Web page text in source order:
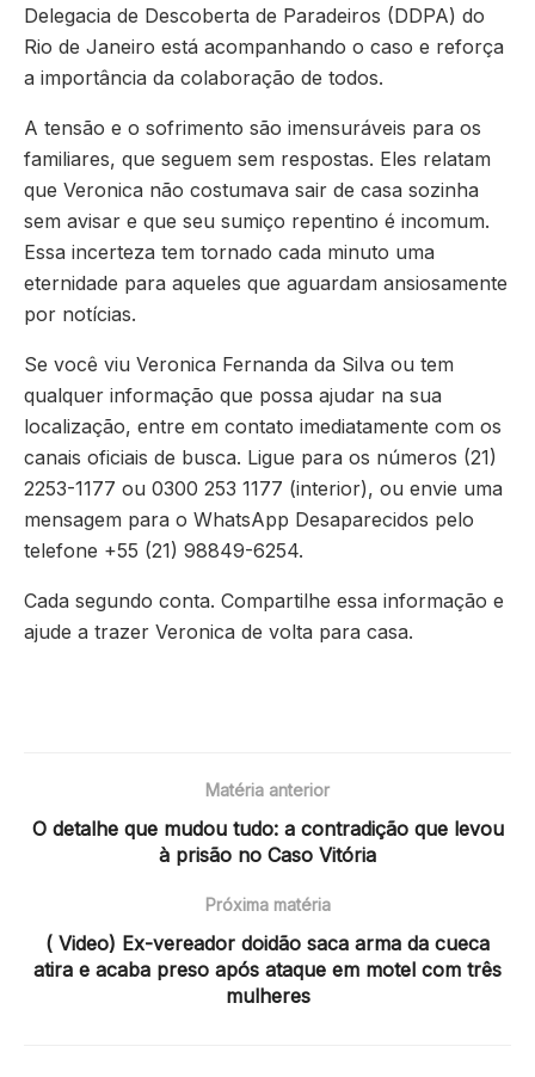
Delegacia de Descoberta de Paradeiros (DDPA) do
Rio de Janeiro está acompanhando o caso e reforça
a importância da colaboração de todos.
A tensão e o sofrimento são imensuráveis para os
familiares, que seguem sem respostas. Eles relatam
que Veronica não costumava sair de casa sozinha
sem avisar e que seu sumiço repentino é incomum.
Essa incerteza tem tornado cada minuto uma
eternidade para aqueles que aguardam ansiosamente
por notícias.
Se você viu Veronica Fernanda da Silva ou tem
qualquer informação que possa ajudar na sua
localização, entre em contato imediatamente com os
canais oficiais de busca. Ligue para os números (21)
2253-1177 ou 0300 253 1177 (interior), ou envie uma
mensagem para o WhatsApp Desaparecidos pelo
telefone +55 (21) 98849-6254.
Cada segundo conta. Compartilhe essa informação e
ajude a trazer Veronica de volta para casa.
Matéria anterior
O detalhe que mudou tudo: a contradição que levou
à prisão no Caso Vitória
Próxima matéria
( Video) Ex-vereador doidão saca arma da cueca
atira e acaba preso após ataque em motel com três
mulheres